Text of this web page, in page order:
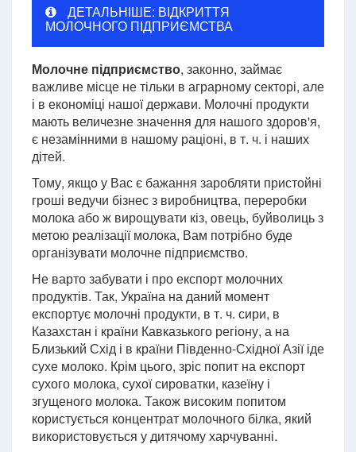
ДЕТАЛЬНІШЕ: ВІДКРИТТЯ
МОЛОЧНОГО ПІДПРИЄМСТВА
Молочне підприємство, законно, займає
важливе місце не тільки в аграрному секторі, але
і в економіці нашої держави. Молочні продукти
мають величезне значення для нашого здоров'я,
є незамінними в нашому раціоні, в т. ч. і наших
дітей.
Тому, якщо у Вас є бажання заробляти пристойні
гроші ведучи бізнес з виробництва, переробки
молока або ж вирощувати кіз, овець, буйволиць з
метою реалізації молока, Вам потрібно буде
організувати молочне підприємство.
Не варто забувати і про експорт молочних
продуктів. Так, Україна на даний момент
експортує молочні продукти, в т. ч. сири, в
Казахстан і країни Кавказького регіону, а на
Близький Схід і в країни Південно-Східної Азії іде
сухе молоко. Крім цього, зріс попит на експорт
сухого молока, сухої сироватки, казеїну і
згущеного молока. Також високим попитом
користується концентрат молочного білка, який
використовується у дитячому харчуванні.